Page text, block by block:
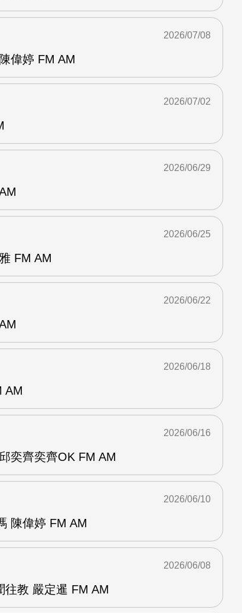
偉婷 FM AM
2026/07/08
2026/07/02
2026/06/29
FM AM
2026/06/25
2026/06/22
AM
2026/06/18
奕齊奕齊OK FM AM
2026/06/16
陳偉婷 FM AM
2026/06/10
往教 嚴定暹 FM AM
2026/06/08